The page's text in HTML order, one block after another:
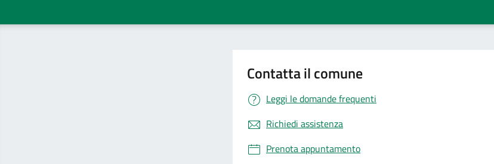
Contatta il comune
Leggi le domande frequenti
Richiedi assistenza
Prenota appuntamento